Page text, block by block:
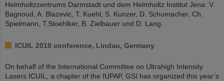
Helmholtzzentrums Darmstadt und dem Helmholtz Institut Jena: V.
Bagnoud, A. Blazevic, T. Kuehl, S. Kunzer, D. Schumacher, Ch.
Spielmann, T.Stoehlker, B. Zielbauer und D. Lang.
ICUIL 2018 conference, Lindau, Germany
On behalf of the International Committee on Ultrahigh Intensity
Lasers ICUIL, a chapter of the IUPAP, GSI has organized this year’s